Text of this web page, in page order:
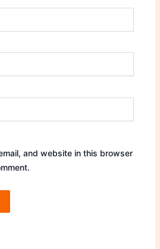
and website in this browser